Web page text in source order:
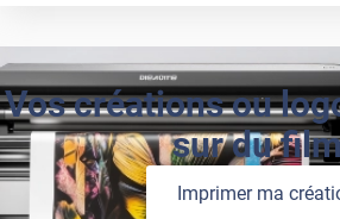
Vos créations ou
sur du
Imprimer ma